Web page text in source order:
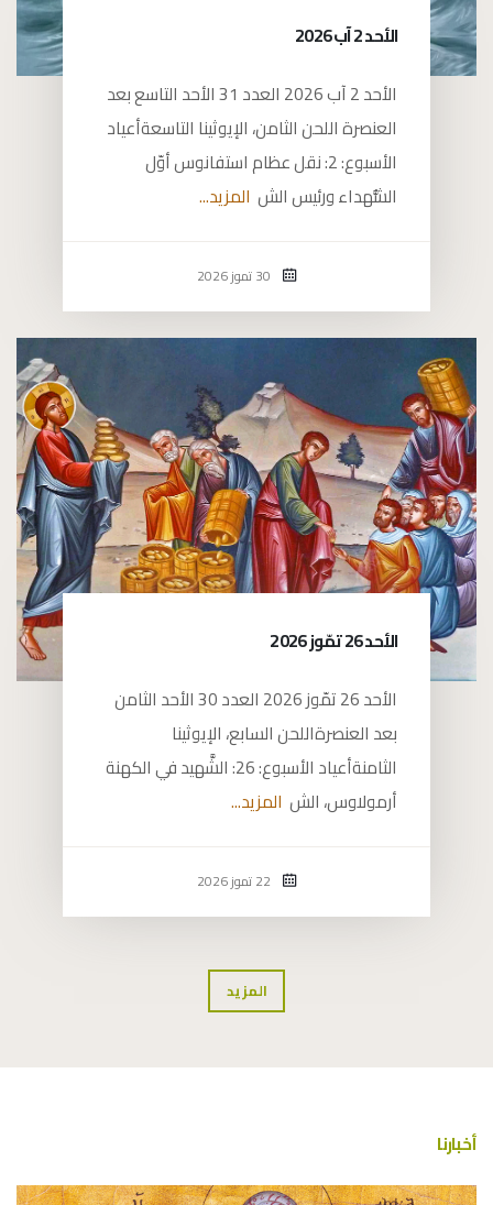
الأحد 2 آب 2026
الأحد 2 آب 2026 العدد 31 الأحد التاسع بعد
العنصرة اللحن الثامن، الإيوثينا التاسعةأعياد
الأسبوع: 2: نقل عظام استفانوس أوّل
الشُّهداء ورئيس الش المزيد...
الأحد 26 تمّوز ​2026
الأحد 26 تمّوز ​2026 العدد 30 الأحد الثامن
بعد العنصرةاللحن السابع، الإيوثينا
الثامنةأعياد الأسبوع: 26: الشَّهيد في الكهنة
أرمولاوس، الش المزيد...
المزيد
أخبارنا